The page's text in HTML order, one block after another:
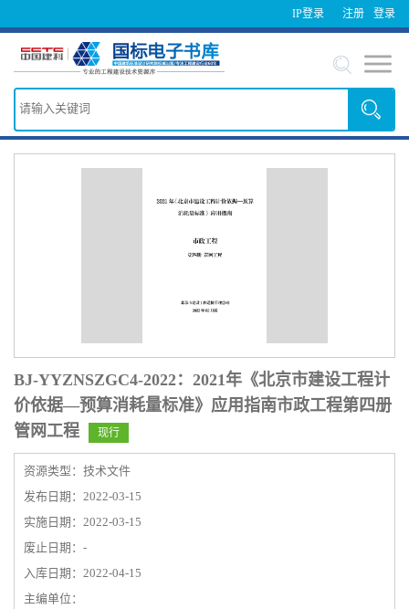
IP登录 登录
注册
BJ-YYZNSZGC4-2022：2021年《北京市建设工程计
价依据—预算消耗量标准》应用指南市政工程第四册
管网工程
现行
资源类型：技术文件
发布日期：2022-03-15
实施日期：2022-03-15
废止日期：-
入库日期：2022-04-15
主编单位：